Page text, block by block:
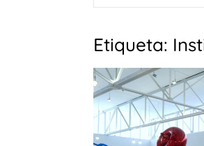
Etiqueta: